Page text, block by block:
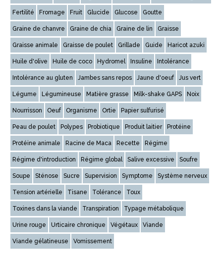
Fertilité Fromage Fruit Glucide Glucose Goutte
Graine de chanvre Graine de chia Graine de lin Graisse
Graisse animale Graisse de poulet Grillade Guide Haricot azuki
Huile d'olive Huile de coco Hydromel Insuline Intolérance
Intolérance au gluten Jambes sans repos Jaune d'oeuf Jus vert
Légume Légumineuse Matière grasse Milk-shake GAPS Noix
Nourrisson Oeuf Organisme Ortie Papier sulfurisé
Peau de poulet Polypes Probiotique Produit laitier Protéine
Protéine animale Racine de Maca Recette Régime
Régime d'introduction Régime global Salive excessive Soufre
Soupe Sténose Sucre Supervision Symptome Système nerveux
Tension artérielle Tisane Tolérance Toux
Toxines dans la viande Transpiration Typage métabolique
Urine rouge Urticaire chronique Végétaux Viande
Viande gélatineuse Vomissement